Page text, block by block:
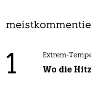
1 Extrem-
Wo die